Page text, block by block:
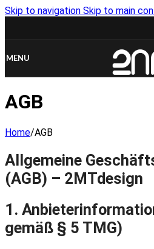
Skip to navigation Skip to main
MENU
AGB
Home/AGB
Allgemeine
(AGB) – 2MTdesign
1.
gemäß § 5 TMG)